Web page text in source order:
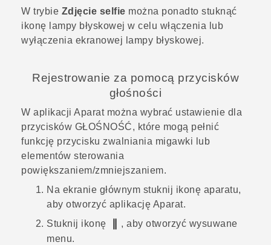
W trybie Zdjęcie selfie można ponadto stuknąć
ikonę lampy błyskowej w celu włączenia lub
wyłączenia ekranowej lampy błyskowej.
Rejestrowanie za pomocą przycisków
głośności
W aplikacji Aparatmożna wybrać ustawienie dla
przycisków GŁOŚNOŚĆ, które mogą pełnić
funkcję przycisku zwalniania migawki lub
elementów sterowania
powiększaniem/zmniejszaniem.
Na ekranie głównym stuknij ikonę aparatu,
aby otworzyć aplikację Aparat.
Stuknij ikonę
, aby otworzyć wysuwane
menu.